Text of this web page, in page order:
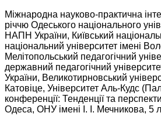
Міжнародна науково-практична
річчю Одеського національного
НАПН України, Київський
національний університет імені
Мелітопольський педагогічний
державний педагогічний
України, Великотирновський
Катовіце, Університет Аль-Кудс
конференції: Тенденції та
Одеса, ОНУ імені І. І. Мечникова,